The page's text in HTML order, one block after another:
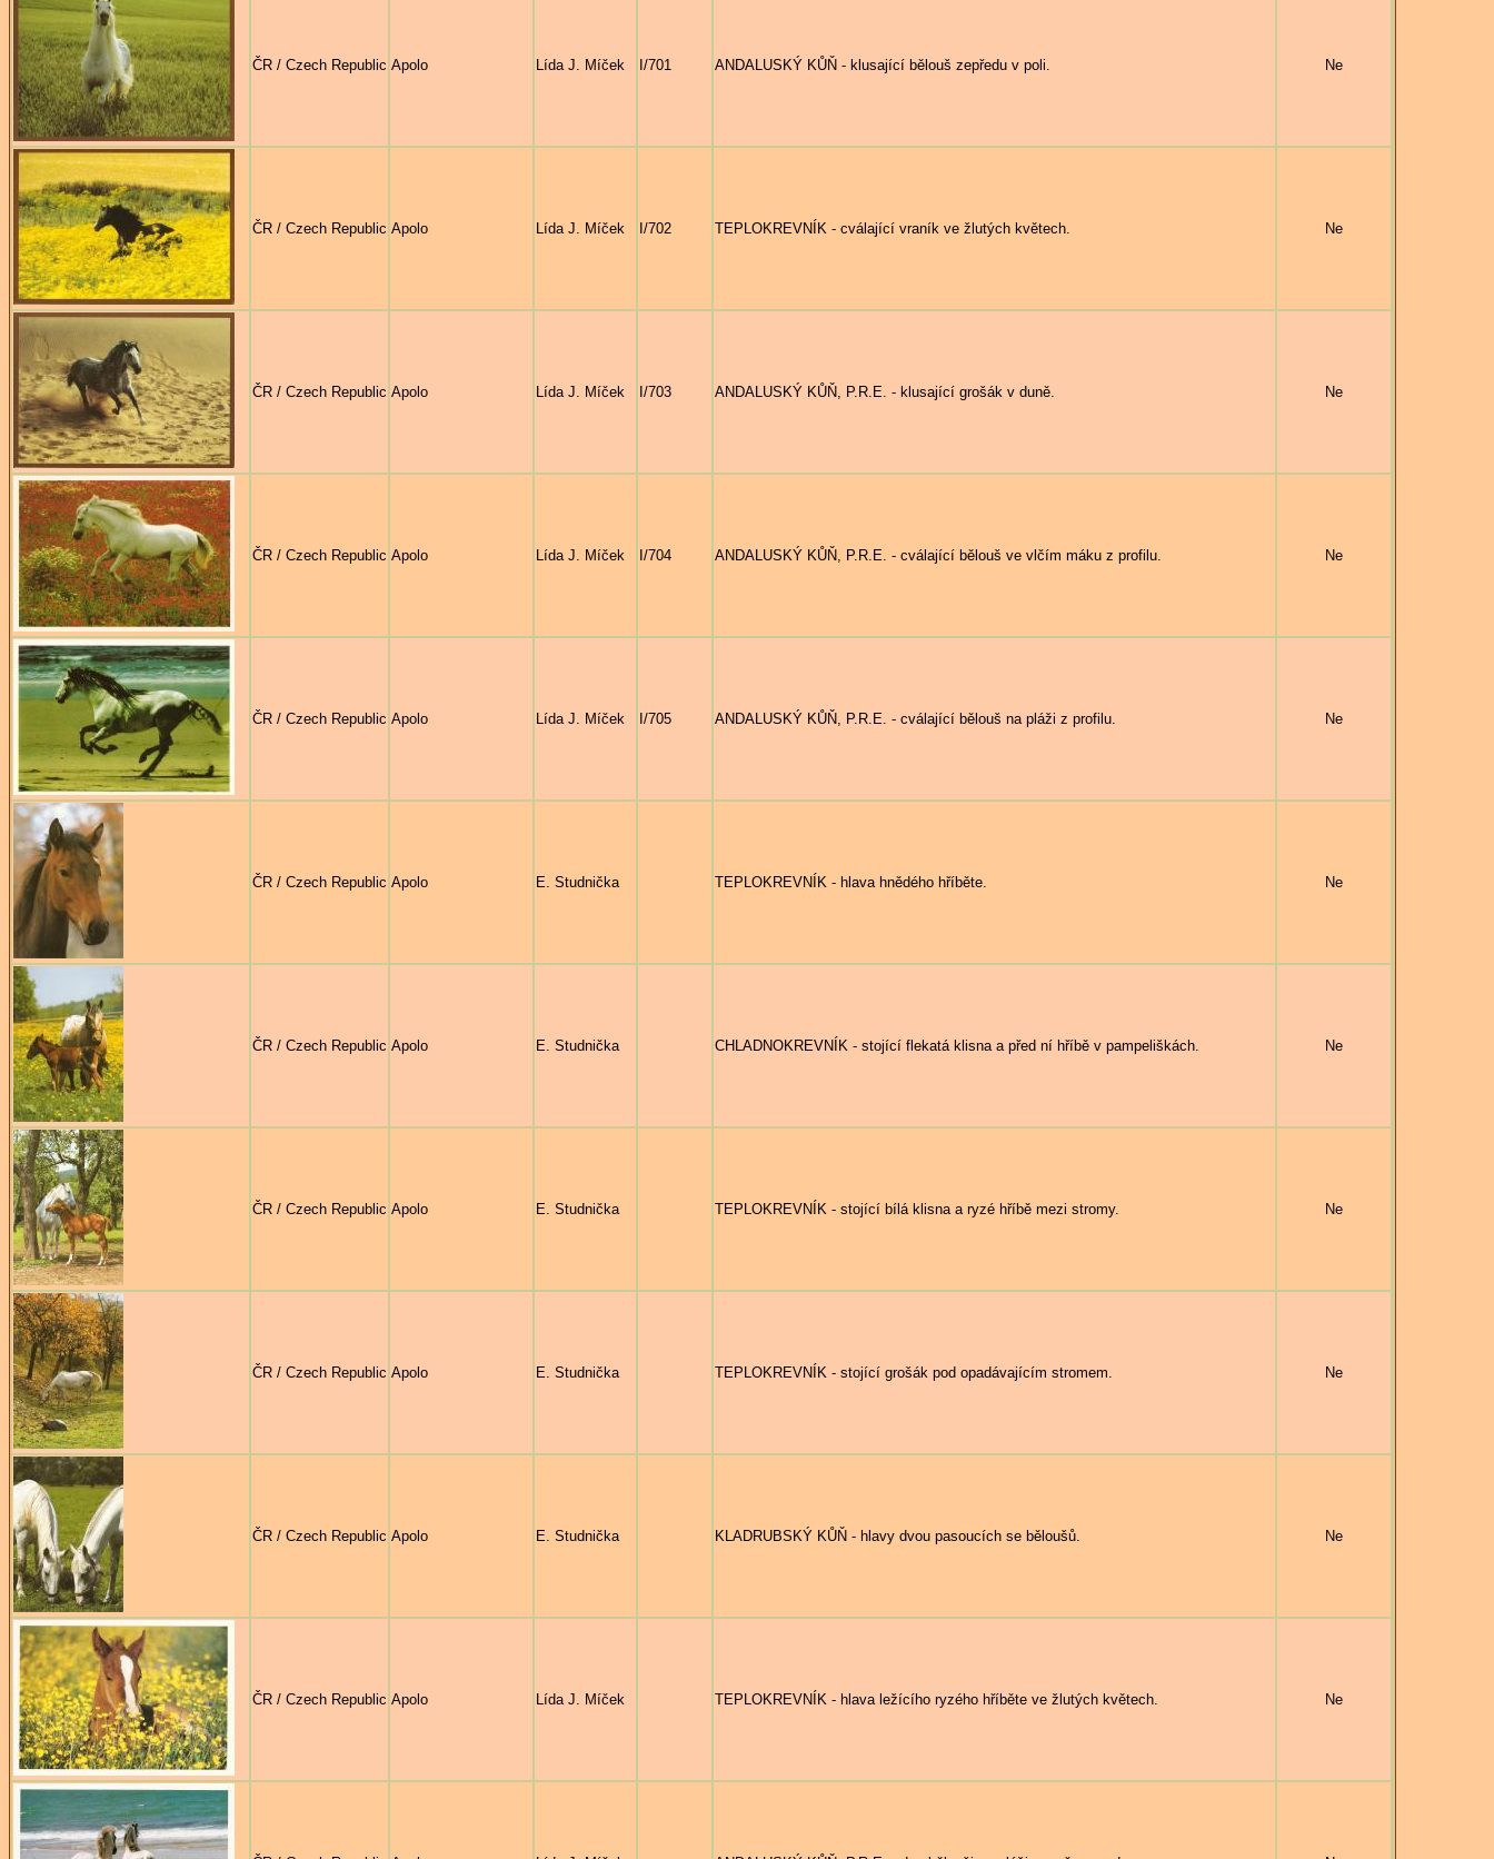
ČR / Czech Republic Apolo Lída J. Míček I/701 ANDALUSKÝ KŮŇ - klusající bělouš zepředu v poli. Ne
ČR / Czech Republic Apolo Lída J. Míček I/702 TEPLOKREVNÍK - cválající vraník ve žlutých květech. Ne
ČR / Czech Republic Apolo Lída J. Míček I/703 ANDALUSKÝ KŮŇ, P.R.E. - klusající grošák v duně. Ne
ČR / Czech Republic Apolo Lída J. Míček I/704 ANDALUSKÝ KŮŇ, P.R.E. - cválající bělouš ve vlčím máku z profilu. Ne
ČR / Czech Republic Apolo Lída J. Míček I/705 ANDALUSKÝ KŮŇ, P.R.E. - cválající bělouš na pláži z profilu. Ne
ČR / Czech Republic Apolo E. Studnička TEPLOKREVNÍK - hlava hnědého hříběte. Ne
ČR / Czech Republic Apolo E. Studnička CHLADNOKREVNÍK - stojící flekatá klisna a před ní hříbě v pampeliškách. Ne
ČR / Czech Republic Apolo E. Studnička TEPLOKREVNÍK - stojící bílá klisna a ryzé hříbě mezi stromy. Ne
ČR / Czech Republic Apolo E. Studnička TEPLOKREVNÍK - stojící grošák pod opadávajícím stromem. Ne
ČR / Czech Republic Apolo E. Studnička KLADRUBSKÝ KŮŇ - hlavy dvou pasoucích se běloušů. Ne
ČR / Czech Republic Apolo Lída J. Míček TEPLOKREVNÍK - hlava ležícího ryzého hříběte ve žlutých květech. Ne